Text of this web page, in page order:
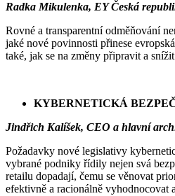
Radka Mikulenka, EY Česká
Rovné a transparentní odměňování
jaké nové povinnosti přinese
také, jak se na změny připravit a
KYBERNETICKÁ
Jindřich Kalíšek, CEO a hlavní
Požadavky nové legislativy
vybrané podniky řídily nejen svá
retailu dopadají, čemu se věnovat
efektivně a racionálně vyhodnocovat